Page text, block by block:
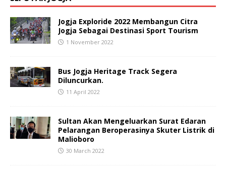
Jogja Exploride 2022 Membangun Citra
Jogja Sebagai Destinasi Sport Tourism
1 November 2022
Bus Jogja Heritage Track Segera
Diluncurkan.
11 April 2022
Sultan Akan Mengeluarkan Surat Edaran
Pelarangan Beroperasinya Skuter Listrik di
Malioboro
30 March 2022